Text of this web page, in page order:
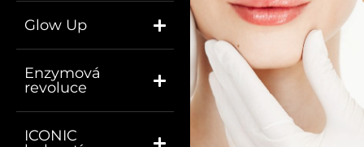
Glow Up
Enzymová
revoluce
ICONIC